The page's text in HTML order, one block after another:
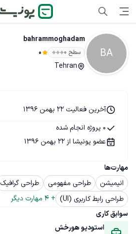
BA
bahrammoghadam
سطح ۰ 0
Tehran
مهارت‌ها
انیمیشن
طراحی مفهومی طراحی گرافیک
طراحی رابط کاربری (UI)
+
4 مهارت دیگر
سوابق کاری
استودیو هورخش
آخرین فعالیت 22 بهمن 1396
0 پروژه انجام شده
عضو پونیشا از 22 بهمن 1396